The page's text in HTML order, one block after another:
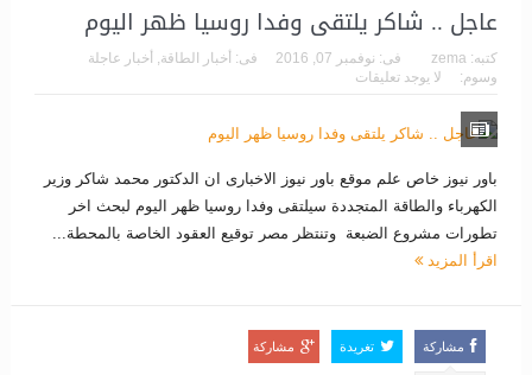
عاجل .. شاكر يلتقى وفدا روسيا ظهر اليوم
كتبه: zema فى: نوفمبر 07, 2016 فى: أخبار الطاقة, أخبار عاجلة
وسوم:
لا يوجد تعليقات
باور نيوز خاص علم موقع باور نيوز الاخبارى ان الدكتور محمد شاكر وزير
الكهرباء والطاقة المتجددة سيلتقى وفدا روسيا ظهر اليوم لبحث اخر
تطورات مشروع الضبعة وتنتظر مصر توقيع العقود الخاصة بالمحطة...
اقرأ المزيد
مشاركة تغريدة مشاركة